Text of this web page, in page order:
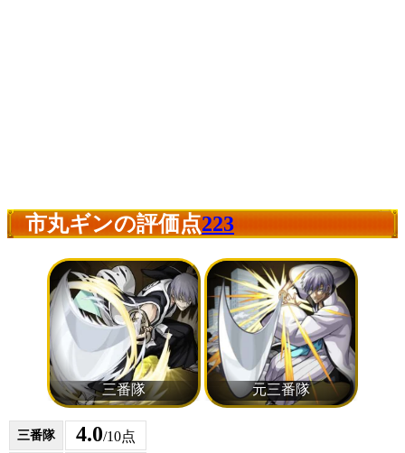
市丸ギンの評価点223
三番隊 4.0/10点